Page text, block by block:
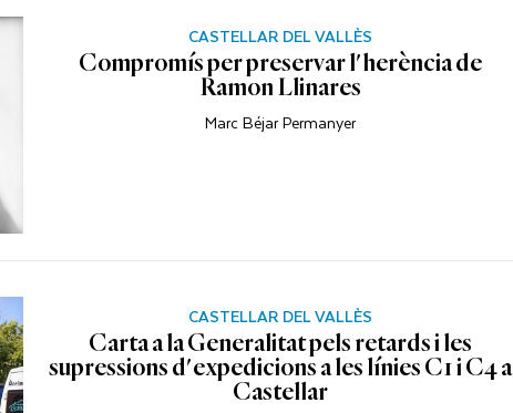
CASTELLAR DEL VALLÈS
Compromís per preservar l'herència de
Ramon Llinares
Marc Béjar Permanyer
CASTELLAR DEL VALLÈS
Carta a la Generalitat pels retards i les
supressions d'expedicions a les línies C1 i C4 a
Castellar